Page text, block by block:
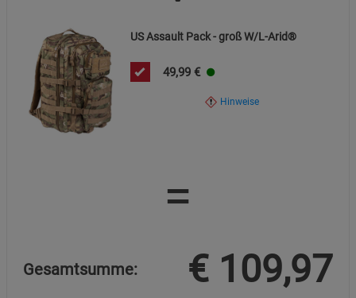
US Assault Pack - groß W/L-Arid®
49,99 €
Hinweise
=
Gesamtsumme: € 109,97